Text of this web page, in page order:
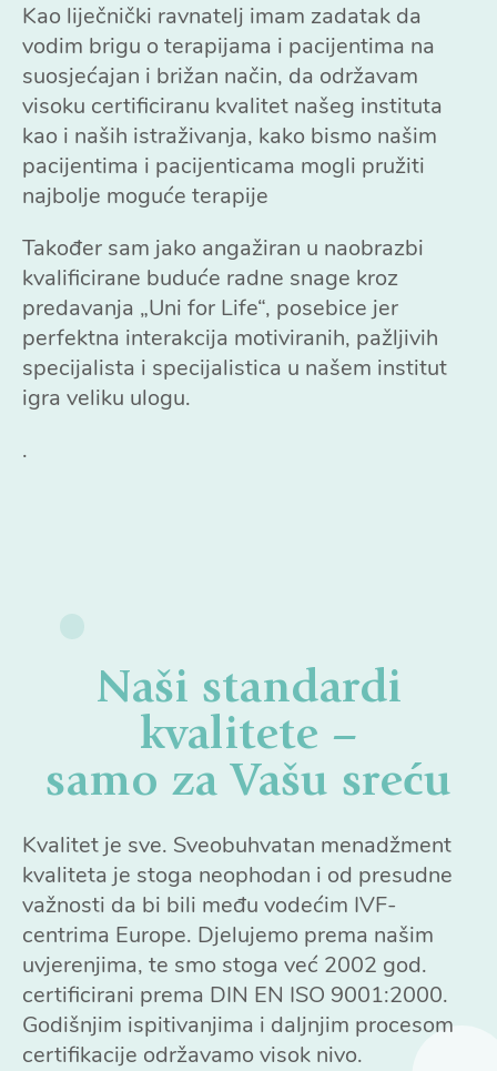
Kao liječnički ravnatelj imam zadatak da
vodim brigu o terapijama i pacijentima na
suosjećajan i brižan način, da održavam
visoku certificiranu kvalitet našeg instituta
kao i naših istraživanja, kako bismo našim
pacijentima i pacijenticama mogli pružiti
najbolje moguće terapije
Također sam jako angažiran u naobrazbi
kvalificirane buduće radne snage kroz
predavanja „Uni for Life“, posebice jer
perfektna interakcija motiviranih, pažljivih
specijalista i specijalistica u našem institut
igra veliku ulogu.
.
Naši standardi
kvalitete –
samo za Vašu sreću
Kvalitet je sve. Sveobuhvatan menadžment
kvaliteta je stoga neophodan i od presudne
važnosti da bi bili među vodećim IVF-
centrima Europe. Djelujemo prema našim
uvjerenjima, te smo stoga već 2002 god.
certificirani prema DIN EN ISO 9001:2000.
Godišnjim ispitivanjima i daljnjim procesom
certifikacije održavamo visok nivo.